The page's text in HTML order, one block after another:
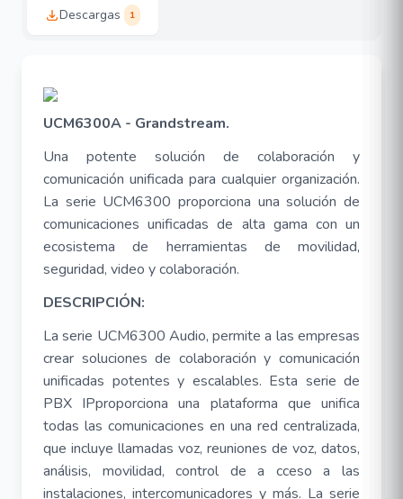
Descargas 1
UCM6300A - Grandstream.
Una potente solución de colaboración y
comunicación unificada para cualquier organización.
La serie UCM6300 proporciona una solución de
comunicaciones unificadas de alta gama con un
ecosistema de herramientas de movilidad,
seguridad, video y colaboración.
DESCRIPCIÓN:
La serie UCM6300 Audio, permite a las empresas
crear soluciones de colaboración y comunicación
unificadas potentes y escalables. Esta serie de
PBX IPproporciona una plataforma que unifica
todas las comunicaciones en una red centralizada,
que incluye llamadas voz, reuniones de voz, datos,
análisis, movilidad, control de a cceso a las
instalaciones, intercomunicadores y más. La serie